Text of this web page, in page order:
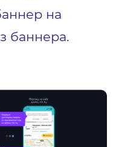
на
баннера.